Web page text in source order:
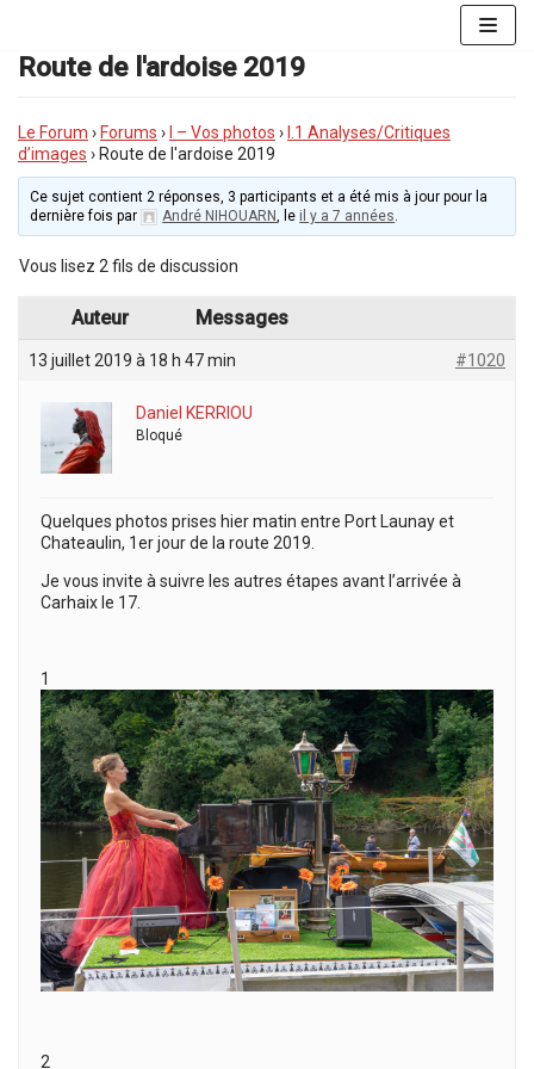
au
contenu
Route de l'ardoise 2019
Le Forum › Forums › I – Vos photos ›
I.1 Analyses/Critiques
d’images › Route de l'ardoise 2019
Ce sujet contient 2 réponses, 3 participants et a été mis à jour pour la
dernière fois par
André NIHOUARN, le il y a 7 années.
Vous lisez 2 fils de discussion
Auteur Messages
13 juillet 2019 à 18 h 47 min #1020
Daniel KERRIOU
Bloqué
Quelques photos prises hier matin entre Port Launay et
Chateaulin, 1er jour de la route 2019.
Je vous invite à suivre les autres étapes avant l’arrivée à
Carhaix le 17.
1
2